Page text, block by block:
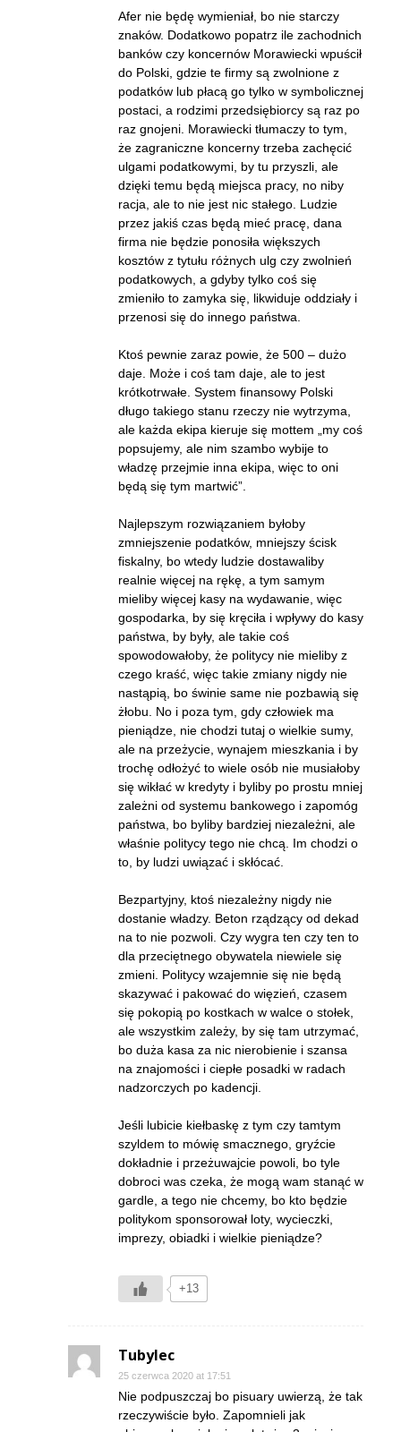
Afer nie będę wymieniał, bo nie starczy
znaków. Dodatkowo popatrz ile zachodnich
banków czy koncernów Morawiecki wpuścił
do Polski, gdzie te firmy są zwolnione z
podatków lub płacą go tylko w symbolicznej
postaci, a rodzimi przedsiębiorcy są raz po
raz gnojeni. Morawiecki tłumaczy to tym,
że zagraniczne koncerny trzeba zachęcić
ulgami podatkowymi, by tu przyszli, ale
dzięki temu będą miejsca pracy, no niby
racja, ale to nie jest nic stałego. Ludzie
przez jakiś czas będą mieć pracę, dana
firma nie będzie ponosiła większych
kosztów z tytułu różnych ulg czy zwolnień
podatkowych, a gdyby tylko coś się
zmieniło to zamyka się, likwiduje oddziały i
przenosi się do innego państwa.
Ktoś pewnie zaraz powie, że 500 – dużo
daje. Może i coś tam daje, ale to jest
krótkotrwałe. System finansowy Polski
długo takiego stanu rzeczy nie wytrzyma,
ale każda ekipa kieruje się mottem „my coś
popsujemy, ale nim szambo wybije to
władzę przejmie inna ekipa, więc to oni
będą się tym martwić”.
Najlepszym rozwiązaniem byłoby
zmniejszenie podatków, mniejszy ścisk
fiskalny, bo wtedy ludzie dostawaliby
realnie więcej na rękę, a tym samym
mieliby więcej kasy na wydawanie, więc
gospodarka, by się kręciła i wpływy do kasy
państwa, by były, ale takie coś
spowodowałoby, że politycy nie mieliby z
czego kraść, więc takie zmiany nigdy nie
nastąpią, bo świnie same nie pozbawią się
żłobu. No i poza tym, gdy człowiek ma
pieniądze, nie chodzi tutaj o wielkie sumy,
ale na przeżycie, wynajem mieszkania i by
trochę odłożyć to wiele osób nie musiałoby
się wikłać w kredyty i byliby po prostu mniej
zależni od systemu bankowego i zapomóg
państwa, bo byliby bardziej niezależni, ale
właśnie politycy tego nie chcą. Im chodzi o
to, by ludzi uwiązać i skłócać.
Bezpartyjny, ktoś niezależny nigdy nie
dostanie władzy. Beton rządzący od dekad
na to nie pozwoli. Czy wygra ten czy ten to
dla przeciętnego obywatela niewiele się
zmieni. Politycy wzajemnie się nie będą
skazywać i pakować do więzień, czasem
się pokopią po kostkach w walce o stołek,
ale wszystkim zależy, by się tam utrzymać,
bo duża kasa za nic nierobienie i szansa
na znajomości i ciepłe posadki w radach
nadzorczych po kadencji.
Jeśli lubicie kiełbaskę z tym czy tamtym
szyldem to mówię smacznego, gryźcie
dokładnie i przeżuwajcie powoli, bo tyle
dobroci was czeka, że mogą wam stanąć w
gardle, a tego nie chcemy, bo kto będzie
politykom sponsorował loty, wycieczki,
imprezy, obiadki i wielkie pieniądze?
+13
Tubylec
25 czerwca 2020 at 17:51
Nie podpuszczaj bo pisuary uwierzą, że tak
rzeczywiście było. Zapomnieli jak